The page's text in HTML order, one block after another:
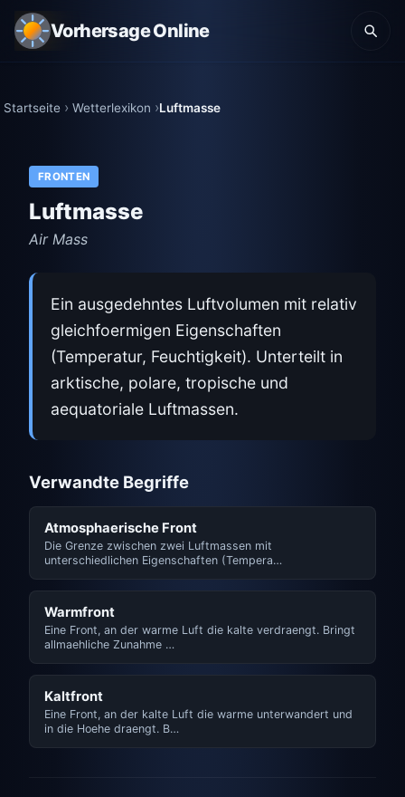
Vorhersage Online
Startseite Wetterlexikon Luftmasse
FRONTEN
Luftmasse
Air Mass
Ein ausgedehntes Luftvolumen mit relativ
gleichfoermigen Eigenschaften
(Temperatur, Feuchtigkeit). Unterteilt in
arktische, polare, tropische und
aequatoriale Luftmassen.
Verwandte Begriffe
Atmosphaerische Front
Die Grenze zwischen zwei Luftmassen mit
unterschiedlichen Eigenschaften (Tempera…
Warmfront
Eine Front, an der warme Luft die kalte verdraengt. Bringt
allmaehliche Zunahme …
Kaltfront
Eine Front, an der kalte Luft die warme unterwandert und
in die Hoehe draengt. B…